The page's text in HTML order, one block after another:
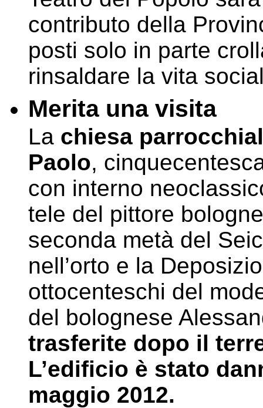
contributo della
posti solo in parte
rinsaldare la vita
Merita una visita
La chiesa
Paolo,
con interno
tele del pittore
seconda metà del
nell’orto e la
ottocenteschi del
del bolognese
trasferite dopo il
L’edificio è stato
maggio 2012.